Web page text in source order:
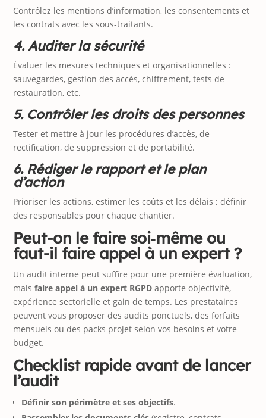
Contrôlez les mentions d’information, les consentements et
les contrats avec les sous‑traitants.
4. Auditer la sécurité
Évaluer les mesures techniques et organisationnelles :
sauvegardes, gestion des accès, chiffrement, tests de
restauration, etc.
5. Contrôler les droits des personnes
Tester et mettre à jour les procédures d’accès, de
rectification, de suppression et de portabilité.
6. Rédiger le rapport et le plan
d’action
Prioriser les actions, estimer les coûts et les délais ; définir
des responsables pour chaque chantier.
Peut-on le faire soi‑même ou
faut-il faire appel à un expert ?
Un audit interne peut suffire pour une première évaluation,
maisfaire appel à un expert RGPD apporte objectivité,
expérience sectorielle et gain de temps. Les prestataires
peuvent vous proposer des audits ponctuels, des forfaits
mensuels ou des packs projet selon vos besoins et votre
budget.
Checklist rapide avant de lancer
l’audit
Définir son périmètre et ses objectifs.